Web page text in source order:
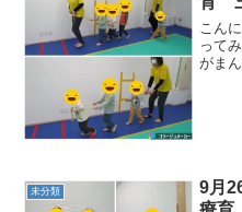
こん
って
がま
未分類
9月